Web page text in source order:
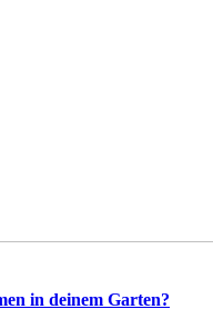
in deinem Garten?